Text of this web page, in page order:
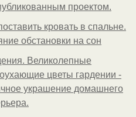
проектом.
кровать в спальне.
обстановки на сон
Великолепные
цветы гардении -
украшение домашнего